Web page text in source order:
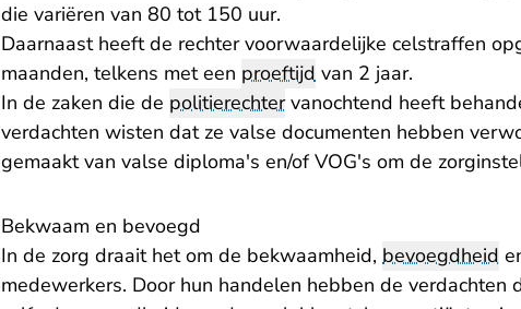
die variëren van 80 tot 150 uur.
Daarnaast heeft de rechter voorwaardelijke celstraffen
maanden, telkens met een proeftijd van 2 jaar.
In de zaken die de politierechtervanochtend heeft
verdachten wisten dat ze valse documenten hebben
gemaakt van valse diploma's en/of VOG's om de
Bekwaam en bevoegd
In de zorg draait het om de bekwaamheid, bevoegdheid
medewerkers. Door hun handelen hebben de